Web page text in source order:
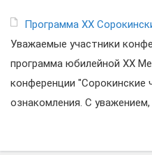
Программа XX
Уважаемые участники
программа юбилейной XX
конференции "Сорокинские
ознакомления. С